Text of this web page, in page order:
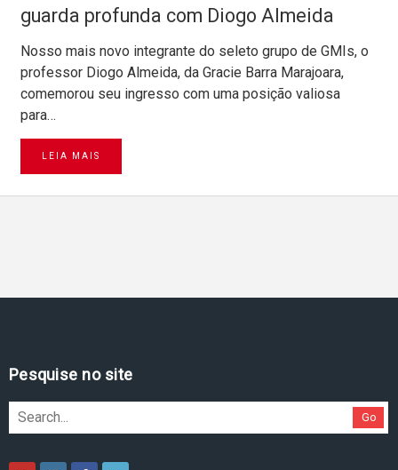
guarda profunda com Diogo Almeida
Nosso mais novo integrante do seleto grupo de GMIs, o
professor Diogo Almeida, da Gracie Barra Marajoara,
comemorou seu ingresso com uma posição valiosa
para…
LEIA MAIS
Pesquise no site
Go